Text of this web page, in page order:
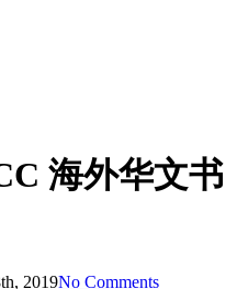
海外华文书
2019No Comments